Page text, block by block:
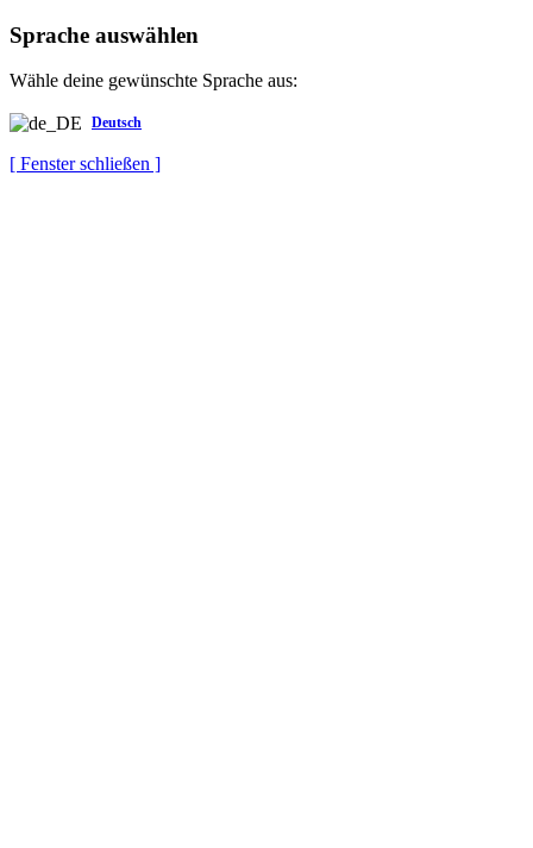
Sprache auswählen
Wähle deine gewünschte Sprache aus:
Deutsch
[ Fenster schließen ]